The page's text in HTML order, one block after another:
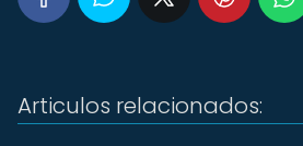
Articulos relacionados: